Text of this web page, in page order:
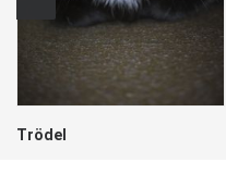
Trödel